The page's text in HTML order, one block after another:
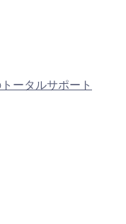
ータルサポート